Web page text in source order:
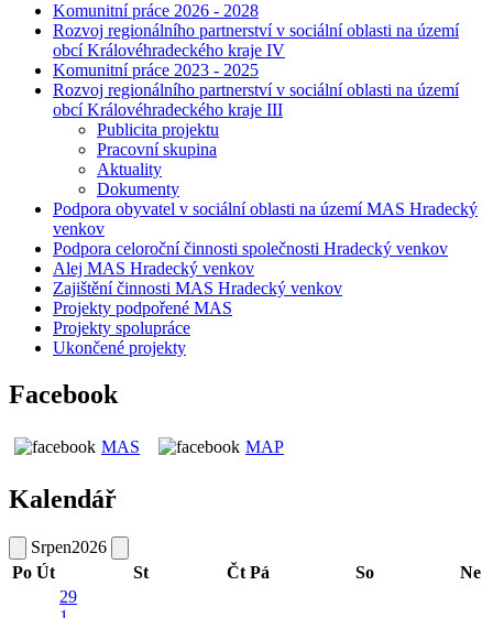
Komunitní práce 2026 - 2028
Rozvoj regionálního partnerství v sociální oblasti na území
obcí Královéhradeckého kraje IV
Komunitní práce 2023 - 2025
Rozvoj regionálního partnerství v sociální oblasti na území
obcí Královéhradeckého kraje III
Publicita projektu
Pracovní skupina
Aktuality
Dokumenty
Podpora obyvatel v sociální oblasti na území MAS Hradecký
venkov
Podpora celoroční činnosti společnosti Hradecký venkov
Alej MAS Hradecký venkov
Zajištění činnosti MAS Hradecký venkov
Projekty podpořené MAS
Projekty spolupráce
Ukončené projekty
Facebook
MAS MAP
Kalendář
Srpen2026
Po Út St Čt Pá So Ne
29